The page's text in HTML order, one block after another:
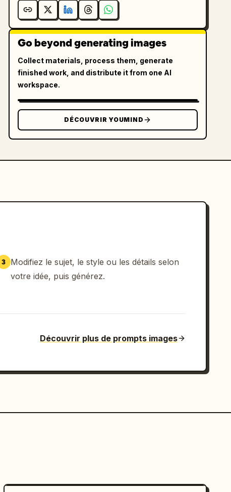
Go beyond generating images
Collect materials, process them, generate
finished work, and distribute it from one AI
workspace.
DÉCOUVRIR YOUMIND
3
Modifiez le sujet, le style ou les détails selon
votre idée, puis générez.
Découvrir plus de prompts images